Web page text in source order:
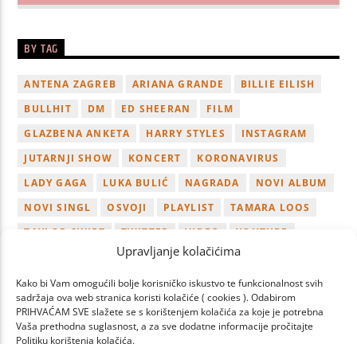
Upravljanje kolačićima
Kako bi Vam omogućili bolje korisničko iskustvo te funkcionalnost svih
sadržaja ova web stranica koristi kolačiće ( cookies ). Odabirom
PRIHVAĆAM SVE slažete se s korištenjem kolačića za koje je potrebna
Vaša prethodna suglasnost, a za sve dodatne informacije pročitajte
Politiku korištenja kolačića.
BY TAG
ANTENA ZAGREB ARIANA GRANDE
BILLIE EILISH
BULLHIT
DM ED SHEERAN
FILM
GLAZBENA ANKETA
HARRY STYLES
INSTAGRAM
JUTARNJI SHOW
KONCERT
KORONAVIRUS
LADY GAGA
LUKA BULIĆ NAGRADA
NOVI ALBUM
NOVI SINGL
OSVOJI PLAYLIST
TAMARA LOOS
TAYLOR SWIFT
TWITTER VIDEO
YOUTUBE